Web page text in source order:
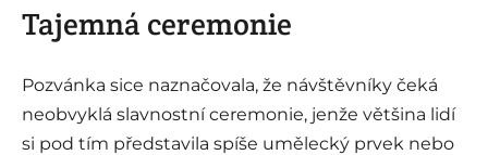
Tajemná ceremonie
Pozvánka sice naznačovala, že návštěvníky čeká
neobvyklá slavnostní ceremonie, jenže většina lidí
si pod tím představila spíše umělecký prvek nebo